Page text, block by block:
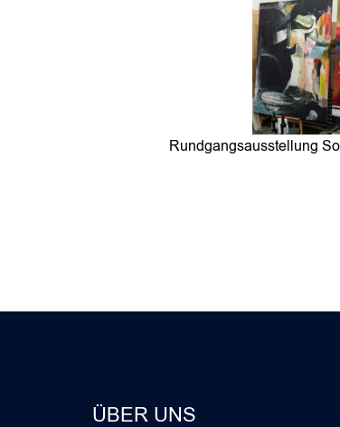
Rundgangsausstellung
ÜBER UNS